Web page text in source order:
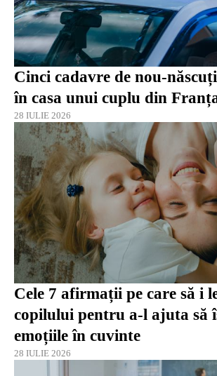
Cinci cadavre de nou-
în casa unui cuplu din
28 IULIE 2026
Cele 7 afirmații pe care să i
copilului pentru a-l ajuta să
emoțiile în cuvinte
28 IULIE 2026